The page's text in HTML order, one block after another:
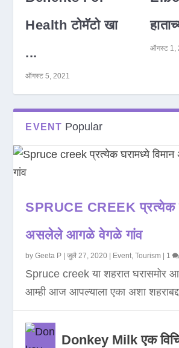
Health टोमॅटो खा
...
ऑगस्ट 5, 2021
ऑगस्ट 1,
EVENT Popular
SPRUCE CREEK प्रत्येक
असलेले आगळे वेगळे गांव
byGeeta P |जुलै 27, 2020 Event,Tourism 1
Spruce creek या शहरात घरासमोर आहे
आम्ही आज आपल्याला एका अशा
Donkey Milk एक